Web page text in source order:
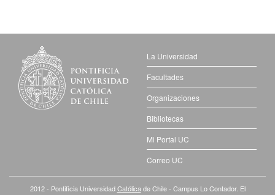
La Universidad
Facultades
Organizaciones
Bibliotecas
Mi Portal UC
Correo UC
2012 - Pontificia UniversidadCatólicade Chile - Campus Lo Contador. El